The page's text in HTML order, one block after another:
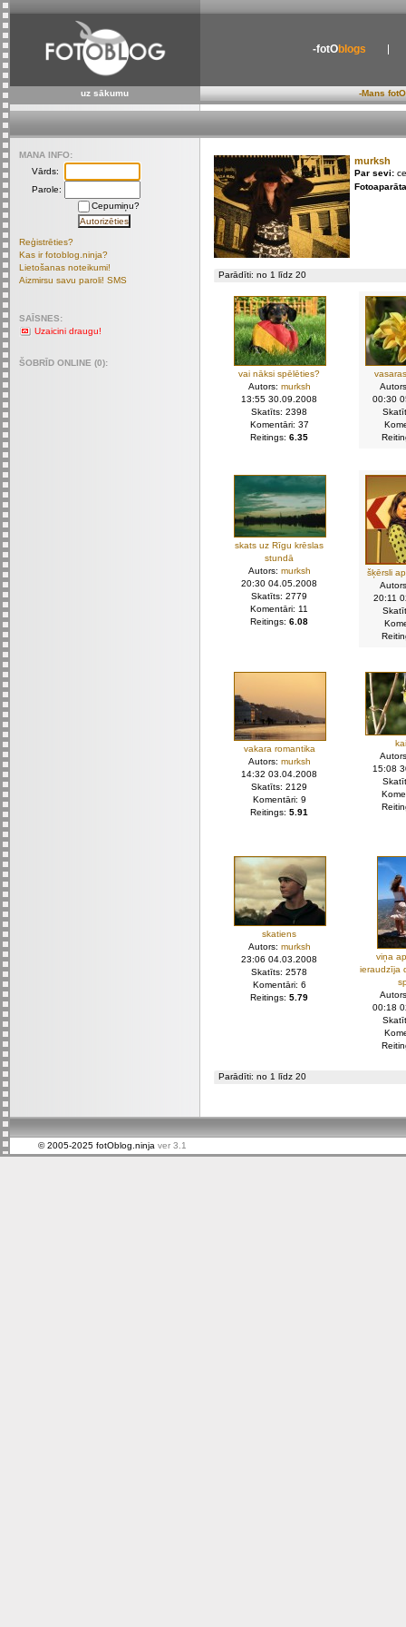
-fotOblogs
uz sākumu -Mans
murksh
Par sevi:
Parādīti: no 1 līdz 20
vai nāksi spēlēties?
Autors: murksh
13:55 30.09.2008
Skatīts: 2398
Komentāri: 37
Reitings:6.35
00:30
skats uz Rīgu krēslas
stundā
Autors: murksh
20:30 04.05.2008
Skatīts: 2779
Komentāri: 11
Reitings:6.08
šķērsli
20:11
vakara romantika
Autors: murksh
14:32 03.04.2008
Skatīts: 2129
Komentāri: 9
Reitings:5.91
15:08
skatiens
Autors: murksh
23:06 04.03.2008
Skatīts: 2578
Komentāri: 6
Reitings:5.79
viņa
ieraudzīja
00:18
Parādīti: no 1 līdz 20
MANA INFO:
Vārds:
Parole:
Cepumiņu?
Reģistrēties?
Kas ir fotoblog.ninja?
Lietošanas noteikumi!
Aizmirsu savu paroli! SMS
SAĪSNES:
Uzaicini draugu!
ŠOBRĪD ONLINE (0):
© 2005-2025 fotOblog.ninja ver 3.1